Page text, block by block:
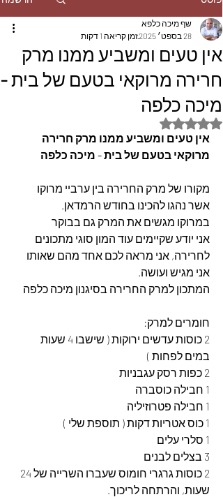
אין טעים ומשביע ממנו מרק
חרירה מרוקאי בטעם של בית -
מיכה כלפה
שף מיכה כלפא
28 בספט׳ 2025
זמן קריאה 1 דקות
דירוג של NaN מתוך 5 כוכבים
אין טעים ומשביע ממנו מרק חרירה
מרוקאי בטעם של בית - מיכה כלפה
מקורו של מרק החרירה בין ערביי מרוקו
אשר נהגו להכינו בחודש הרמדאן.
במרוקו מגשים את המרק גם בבוקר
אני יודע שקיימים עוד המון סוגי מתכונים
לחרירה, אני מראה לכם אחד מהם שאותו
אני מגיש ועושה.
המתכון למרק החרירה בסיגנון מיכה כלפה
חומרים למרק:
2 כוסות עדשים ירוקות ( שישבו 4 שעות
במים לפחות )
2 כפות רסק עגבניות
1 חבילה כוסברה
1 חבילה פטרוזיליה
1 כוס אטריות דקות ( תוספת שלי )
1 סלרי עלים
3 בצלים לבנים
שעות, והרתחה לריכוך.